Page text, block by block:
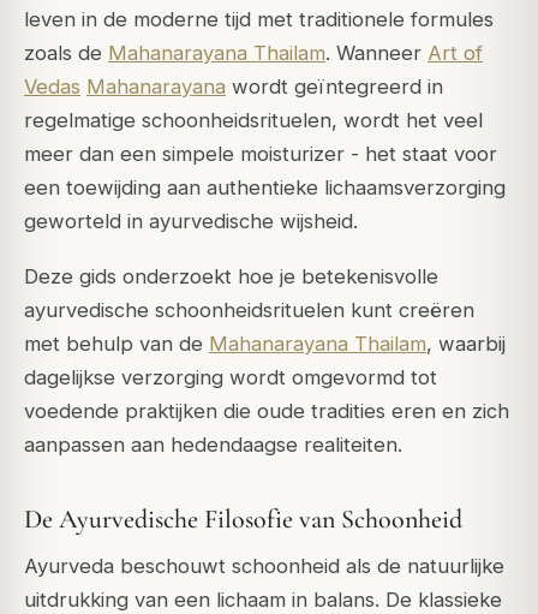
leven in de moderne tijd met traditionele formules
zoals de Mahanarayana Thailam. Wanneer Art of
Vedas Mahanarayana wordt geïntegreerd in
regelmatige schoonheidsrituelen, wordt het veel
meer dan een simpele moisturizer - het staat voor
een toewijding aan authentieke lichaamsverzorging
geworteld in ayurvedische wijsheid.
Deze gids onderzoekt hoe je betekenisvolle
ayurvedische schoonheidsrituelen kunt creëren
met behulp van de Mahanarayana Thailam, waarbij
dagelijkse verzorging wordt omgevormd tot
voedende praktijken die oude tradities eren en zich
aanpassen aan hedendaagse realiteiten.
De Ayurvedische Filosofie van Schoonheid
Ayurveda beschouwt schoonheid als de natuurlijke
uitdrukking van een lichaam in balans. De klassieke